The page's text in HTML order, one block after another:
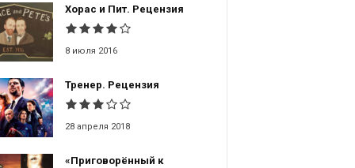
Хорас и Пит. Рецензия
8 июля 2016
Тренер. Рецензия
28 апреля 2018
«Приговорённый к